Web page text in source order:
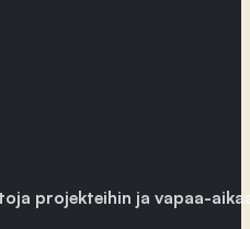
projekteihin ja vapaa-